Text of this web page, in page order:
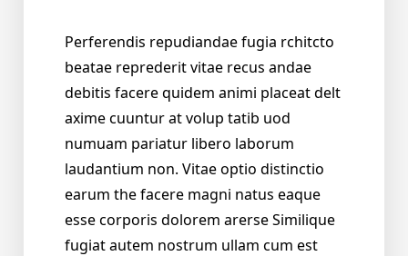
Perferendis repudiandae fugia rchitcto
beatae reprederit vitae recus andae
debitis facere quidem animi placeat delt
axime cuuntur at volup tatib uod
numuam pariatur libero laborum
laudantium non. Vitae optio distinctio
earum the facere magni natus eaque
esse corporis dolorem arerse Similique
fugiat autem nostrum ullam cum est